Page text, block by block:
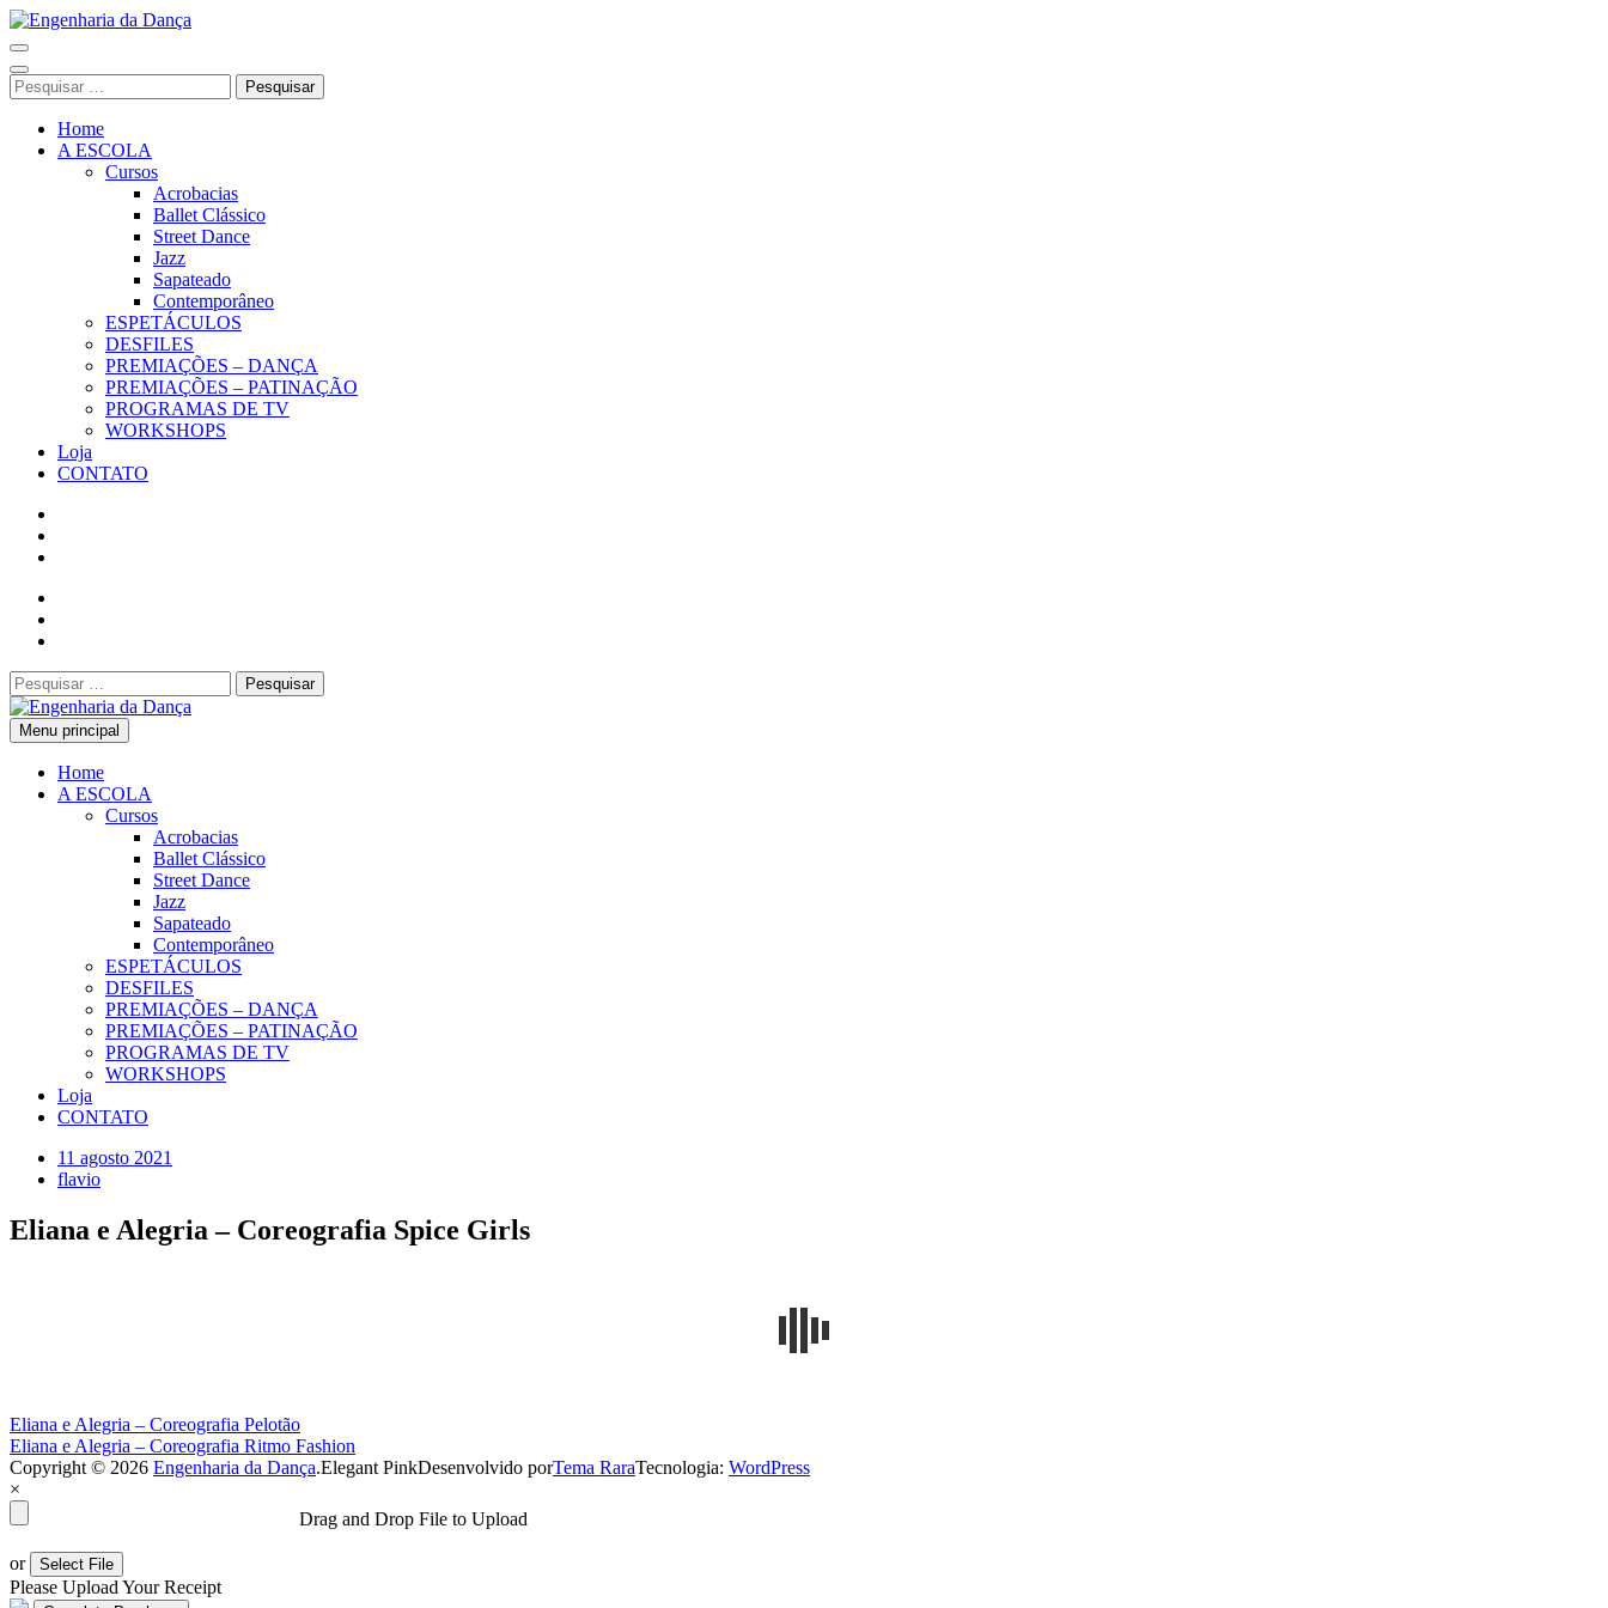
Pular
para
o
conteúdo
(Pressione
Enter)
Pesquisar
por:
Home
A ESCOLA
Cursos
Acrobacias
Ballet Clássico
Street Dance
Jazz
Sapateado
Contemporâneo
ESPETÁCULOS
DESFILES
PREMIAÇÕES – DANÇA
PREMIAÇÕES – PATINAÇÃO
PROGRAMAS DE TV
WORKSHOPS
Loja
CONTATO
Pesquisar
por:
Engenharia da Dança
Menu principal
Home
A ESCOLA
Cursos
Acrobacias
Ballet Clássico
Street Dance
Jazz
Sapateado
Contemporâneo
ESPETÁCULOS
DESFILES
PREMIAÇÕES – DANÇA
PREMIAÇÕES – PATINAÇÃO
PROGRAMAS DE TV
WORKSHOPS
Loja
CONTATO
11 agosto 2021
flavio
Eliana e Alegria – Coreografia Spice Girls
Navegação
de
Post
Eliana e Alegria – Coreografia Pelotão
Eliana e Alegria – Coreografia Ritmo Fashion
Copyright © 2026 Engenharia da Dança.Elegant PinkDesenvolvido porTema RaraTecnologia: WordPress
×
Drag and Drop File to Upload
or Select File
Please Upload Your Receipt